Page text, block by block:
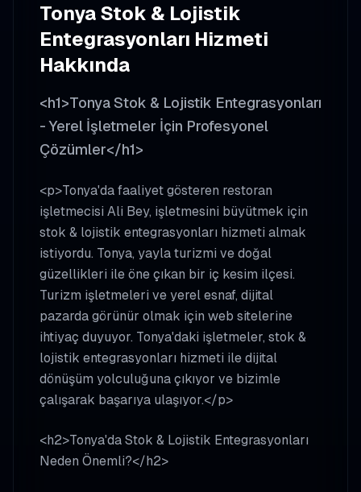
TonyaStok & Lojistik
Entegrasyonları Hizmeti
Hakkında
<h1>Tonya Stok & Lojistik Entegrasyonları
- Yerel İşletmeler İçin Profesyonel
Çözümler</h1>
<p>Tonya'da faaliyet gösteren restoran
işletmecisi Ali Bey, işletmesini büyütmek için
stok & lojistik entegrasyonları hizmeti almak
istiyordu. Tonya, yayla turizmi ve doğal
güzellikleri ile öne çıkan bir iç kesim ilçesi.
Turizm işletmeleri ve yerel esnaf, dijital
pazarda görünür olmak için web sitelerine
ihtiyaç duyuyor. Tonya'daki işletmeler, stok &
lojistik entegrasyonları hizmeti ile dijital
dönüşüm yolculuğuna çıkıyor ve bizimle
çalışarak başarıya ulaşıyor.</p>
<h2>Tonya'da Stok & Lojistik Entegrasyonları
Neden Önemli?</h2>